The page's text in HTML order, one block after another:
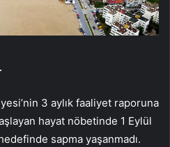
3 aylık faaliyet raporuna
hayat nöbetinde 1 Eylül
sapma yaşanmadı.